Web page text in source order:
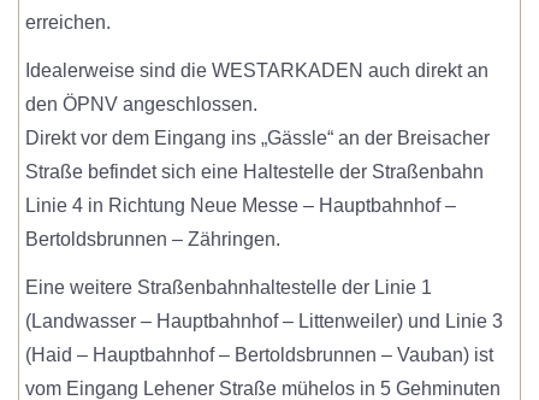
erreichen.
Idealerweise sind die WESTARKADEN auch direkt an
den ÖPNV angeschlossen.
Direkt vor dem Eingang ins „Gässle“ an der Breisacher
Straße befindet sich eine Haltestelle der Straßenbahn
Linie 4 in Richtung Neue Messe – Hauptbahnhof –
Bertoldsbrunnen – Zähringen.
Eine weitere Straßenbahnhaltestelle der Linie 1
(Landwasser – Hauptbahnhof – Littenweiler) und Linie 3
(Haid – Hauptbahnhof – Bertoldsbrunnen – Vauban) ist
vom Eingang Lehener Straße mühelos in 5 Gehminuten